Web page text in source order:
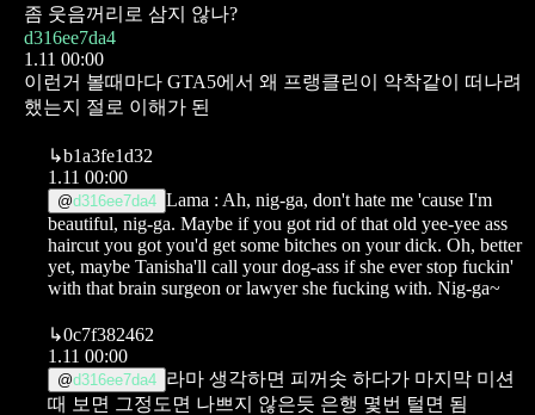
좀 웃음꺼리로 삼지 않나?
d316ee7da4
1.11 00:00
이런거 볼때마다 GTA5에서 왜 프랭클린이 악착같이 떠나려
했는지 절로 이해가 된
↳b1a3fe1d32
1.11 00:00
@d316ee7da4 Lama : Ah, nig-ga, don't hate me 'cause I'm
beautiful, nig-ga. Maybe if you got rid of that old yee-yee ass
haircut you got you'd get some bitches on your dick. Oh, better
yet, maybe Tanisha'll call your dog-ass if she ever stop fuckin'
with that brain surgeon or lawyer she fucking with. Nig-ga~
↳0c7f382462
1.11 00:00
@d316ee7da4 라마 생각하면 피꺼솟 하다가 마지막 미션
때 보면 그정도면 나쁘지 않은듯 은행 몇번 털면 됨